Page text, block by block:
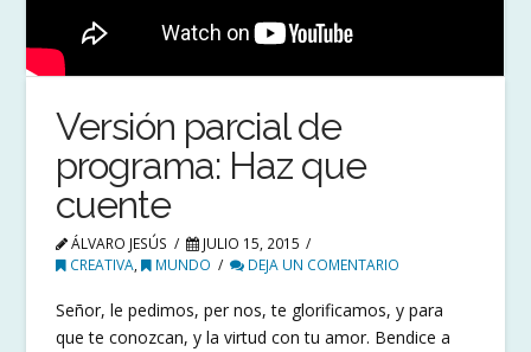
Versión parcial de
programa: Haz que
cuente
ÁLVARO JESÚS
JULIO 15, 2015
CREATIVA, MUNDO DEJA UN COMENTARIO
Señor, le pedimos, per nos, te glorificamos, y para
que te conozcan, y la virtud con tu amor. Bendice a